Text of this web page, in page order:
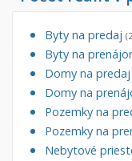
Byty na predaj
Byty na
Domy na predaj
Domy na
Pozemky na
Pozemky na
Nebytové